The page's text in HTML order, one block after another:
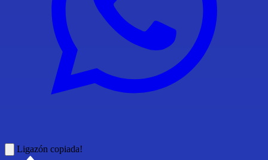
Ligazón copiada!